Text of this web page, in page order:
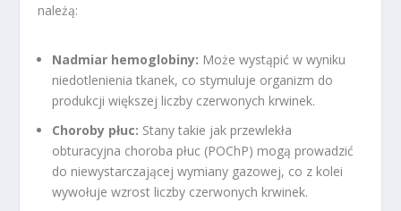
należą:
Nadmiar hemoglobiny: Może wystąpić w wyniku
niedotlenienia tkanek, co stymuluje organizm do
produkcji większej liczby czerwonych krwinek.
Choroby płuc: Stany takie jak przewlekła
obturacyjna choroba płuc (POChP) mogą prowadzić
do niewystarczającej wymiany gazowej, co z kolei
wywołuje wzrost liczby czerwonych krwinek.